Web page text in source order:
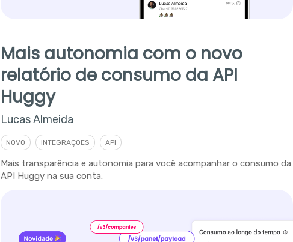
Mais autonomia com o novo
relatório de consumo da API
Huggy
Lucas Almeida
NOVO INTEGRAÇÕES API
Mais transparência e autonomia para você acompanhar o consumo da
API Huggy na sua conta.